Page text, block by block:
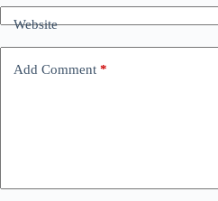
Website
Add Comment *